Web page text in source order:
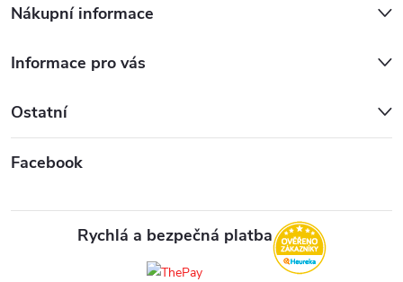
Nákupní informace
Informace pro vás
Ostatní
Facebook
Rychlá a bezpečná platba